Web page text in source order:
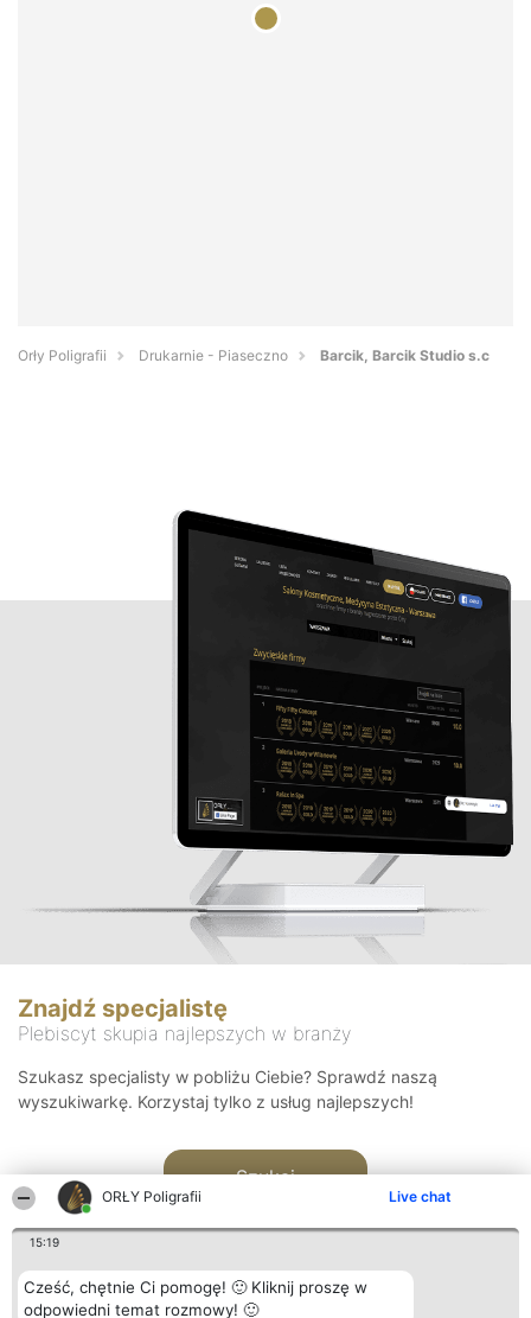
ORŁY Poligrafii Live chat
15:19
Cześć, chętnie Ci pomogę! 🙂 Kliknij proszę w
odpowiedni temat rozmowy! 🙂
Orły Poligrafii Drukarnie - Piaseczno Barcik, Barcik Studio s.c
Znajdź specjalistę
Plebiscyt skupia najlepszych w branży
Szukasz specjalisty w pobliżu Ciebie? Sprawdź naszą
wyszukiwarkę. Korzystaj tylko z usług najlepszych!
Szukaj